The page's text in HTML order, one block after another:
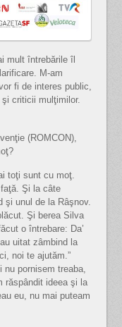
mult întrebările îl
M-am
fi de interes public,
criticii mulţimilor.
(ROMCON),
toţi sunt cu moţ.
Şi la câte
unul de la Râşnov.
Şi berea Silva
o întrebare: Da’
uitat zâmbind la
noi te ajutăm.”
pornisem treaba,
răspândit ideea şi la
eu, nu mai puteam